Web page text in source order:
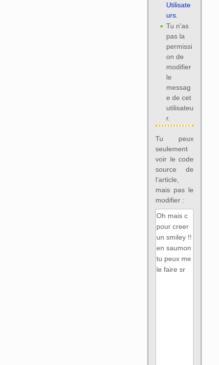
Utilisate
urs
Tu n'as
pas la
permissi
on de
modifier
le
messag
e de cet
utilisateu
r.
Tu peux
seulement
voir le code
source de
l’article,
mais pas le
modifier :